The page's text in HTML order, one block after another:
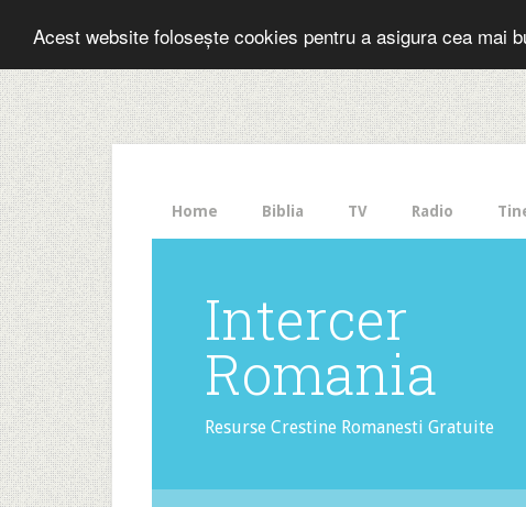
Acest website folosește cookies pentru a asigura cea mai
The
HelloBar
- a
little
bar
that
gets
noticed!
Home Biblia TV Radio
Intercer
Romania
Resurse Crestine Romanesti Gratuite